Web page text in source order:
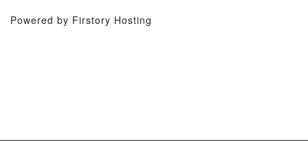
Powered by Firstory Hosting